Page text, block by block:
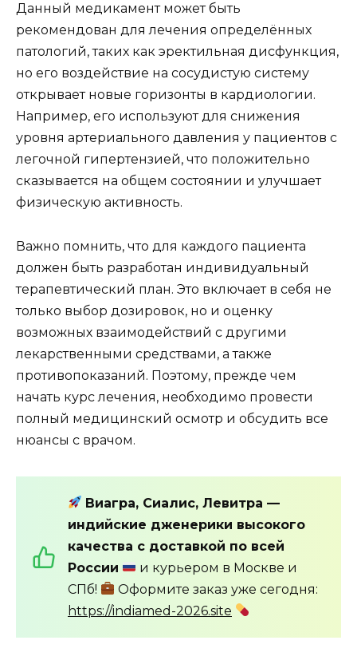
Данный медикамент может быть
рекомендован для лечения определённых
патологий, таких как эректильная дисфункция,
но его воздействие на сосудистую систему
открывает новые горизонты в кардиологии.
Например, его используют для снижения
уровня артериального давления у пациентов с
легочной гипертензией, что положительно
сказывается на общем состоянии и улучшает
физическую активность.
Важно помнить, что для каждого пациента
должен быть разработан индивидуальный
терапевтический план. Это включает в себя не
только выбор дозировок, но и оценку
возможных взаимодействий с другими
лекарственными средствами, а также
противопоказаний. Поэтому, прежде чем
начать курс лечения, необходимо провести
полный медицинский осмотр и обсудить все
нюансы с врачом.
Виагра, Сиалис, Левитра —
индийские дженерики высокого
качества с доставкой по всей
России
и курьером в Москве и
СПб!
Оформите заказ уже сегодня:
https://indiamed-2026.site